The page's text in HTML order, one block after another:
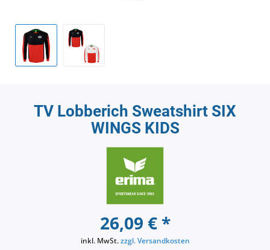
TV Lobberich Sweatshirt SIX
WINGS KIDS
26,09 € *
inkl. MwSt.zzgl. Versandkosten